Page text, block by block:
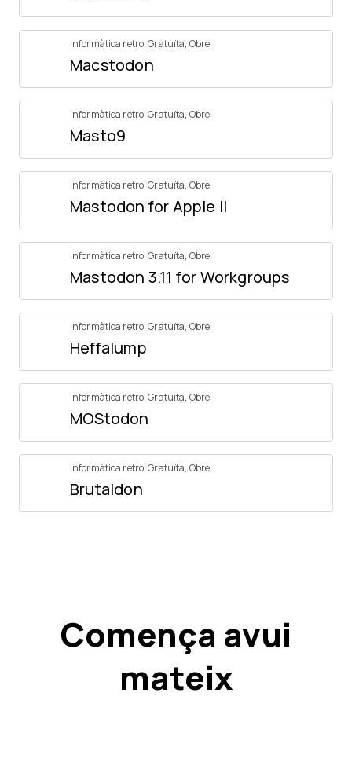
Informàtica retro,Gratuïta, Obre
Macstodon
Informàtica retro,Gratuïta, Obre
Masto9
Informàtica retro,Gratuïta, Obre
Mastodon for Apple II
Informàtica retro,Gratuïta, Obre
Mastodon 3.11 for Workgroups
Informàtica retro,Gratuïta, Obre
Heffalump
Informàtica retro,Gratuïta, Obre
MOStodon
Informàtica retro,Gratuïta, Obre
Brutaldon
Comença avui
mateix